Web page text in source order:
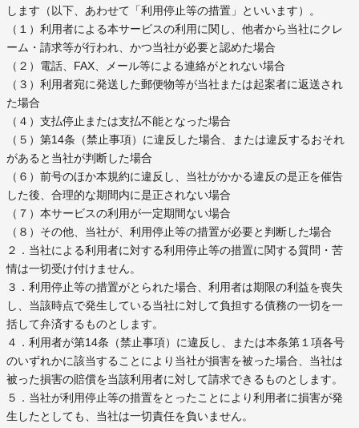
します（以下、あわせて「利用停止等の措置」といいます）。
（１）利用者による本サービスの利用に関し、他者から当社にクレ
ーム・請求等が行われ、かつ当社が必要と認めた場合
（２）電話、FAX、メール等による連絡がとれない場合
（３）利用者宛に発送した郵便物等が当社または起案者に返送され
た場合
（４）支払停止または支払不能となった場合
（５）第14条（禁止事項）に違反した場合、または違反するおそれ
があると当社が判断した場合
（６）前号のほか本規約に違反し、当社がかかる違反の是正を催告
した後、合理的な期間内に是正されない場合
（７）本サービスの利用が一定期間ない場合
（８）その他、当社が、利用停止等の措置が必要と判断した場合
２．当社による利用者に対する利用停止等の措置に関する質問・苦
情は一切受け付けません。
３．利用停止等の措置がとられた場合、利用者は期限の利益を喪失
し、当該時点で発生している当社に対して負担する債務の一切を一
括して弁済するものとします。
４．利用者が第14条（禁止事項）に違反し、または本条第１項各号
のいずれかに該当することにより当社が損害を被った場合、当社は
被った損害の賠償を当該利用者に対して請求できるものとします。
５．当社が利用停止等の措置をとったことにより利用者に損害が発
生したとしても、当社は一切責任を負いません。